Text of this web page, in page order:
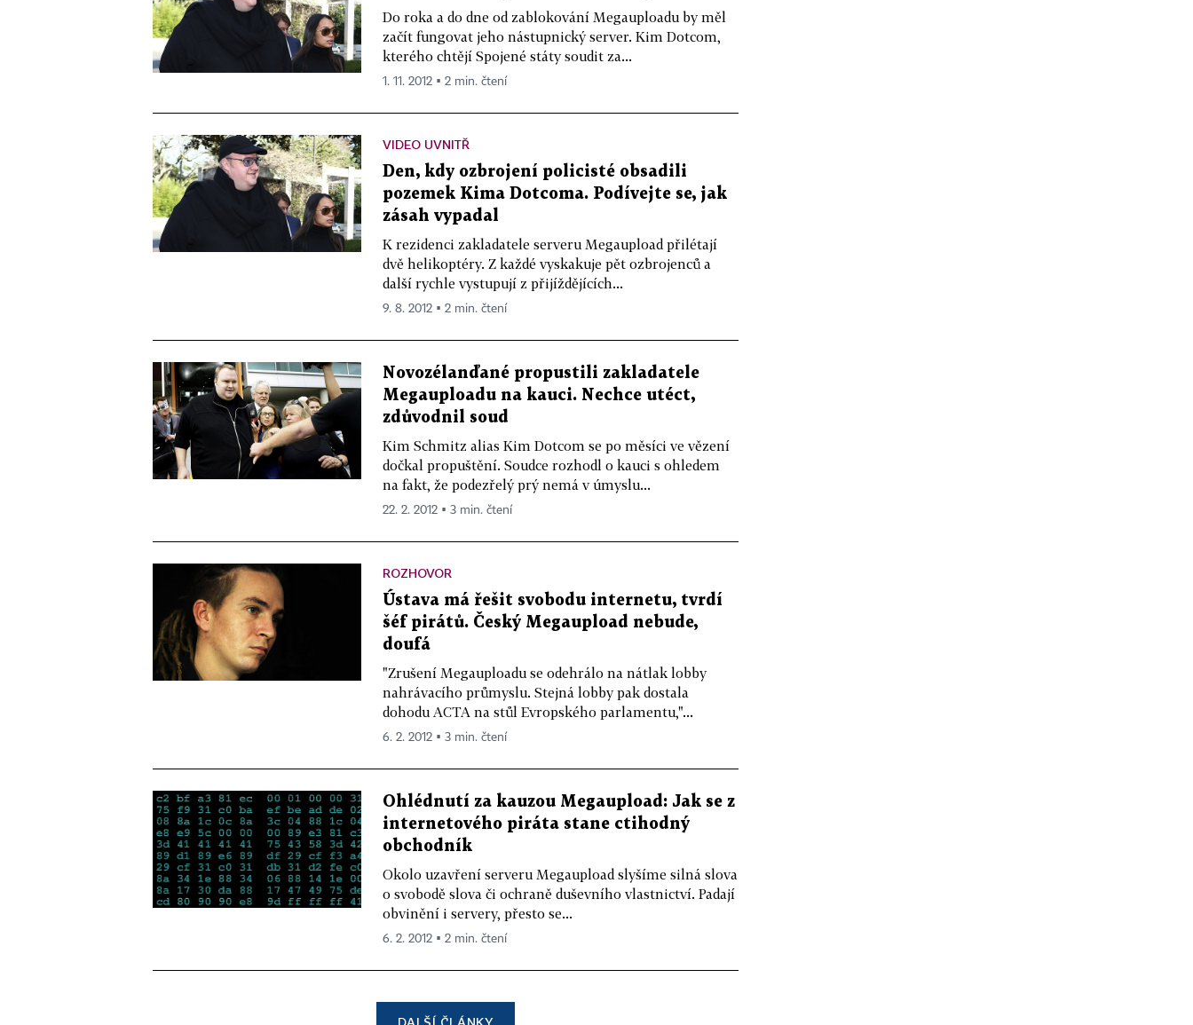
Do roka a do dne od zablokování Megauploadu by měl
začít fungovat jeho nástupnický server. Kim Dotcom,
kterého chtějí Spojené státy soudit za...
1. 11. 2012 ▪ 2 min. čtení
VIDEO UVNITŘ
Den, kdy ozbrojení policisté obsadili
pozemek Kima Dotcoma. Podívejte se, jak
zásah vypadal
K rezidenci zakladatele serveru Megaupload přilétají
dvě helikoptéry. Z každé vyskakuje pět ozbrojenců a
další rychle vystupují z přijíždějících...
9. 8. 2012 ▪ 2 min. čtení
Novozélanďané propustili zakladatele
Megauploadu na kauci. Nechce utéct,
zdůvodnil soud
Kim Schmitz alias Kim Dotcom se po měsíci ve vězení
dočkal propuštění. Soudce rozhodl o kauci s ohledem
na fakt, že podezřelý prý nemá v úmyslu...
22. 2. 2012 ▪ 3 min. čtení
ROZHOVOR
Ústava má řešit svobodu internetu, tvrdí
šéf pirátů. Český Megaupload nebude,
doufá
"Zrušení Megauploadu se odehrálo na nátlak lobby
nahrávacího průmyslu. Stejná lobby pak dostala
dohodu ACTA na stůl Evropského parlamentu,"...
6. 2. 2012 ▪ 3 min. čtení
Ohlédnutí za kauzou Megaupload: Jak se z
internetového piráta stane ctihodný
obchodník
Okolo uzavření serveru Megaupload slyšíme silná slova
o svobodě slova či ochraně duševního vlastnictví. Padají
obvinění i servery, přesto se...
6. 2. 2012 ▪ 2 min. čtení
DALŠÍ ČLÁNKY